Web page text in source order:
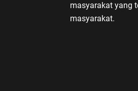
masyarakat yang
masyarakat.